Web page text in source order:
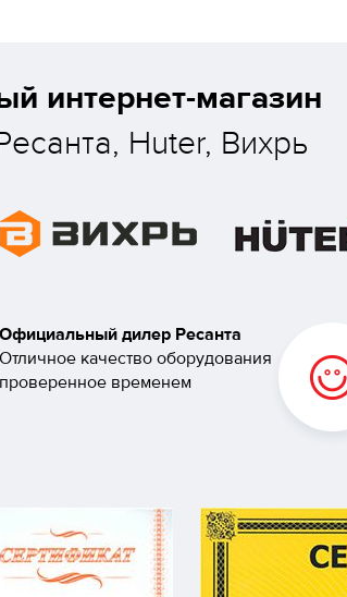
интернет-магазин
Huter, Вихрь
Официальный дилер Ресанта
Отличное качество оборудования
проверенное временем